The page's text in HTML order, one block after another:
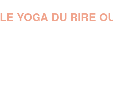
LE YOGA DU RIRE